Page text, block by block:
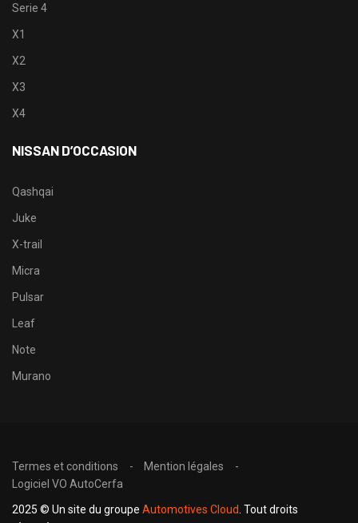
Serie 4
X1
X2
X3
X4
NISSAN D’OCCASION
Qashqai
Juke
X-trail
Micra
Pulsar
Leaf
Note
Murano
Termes et conditions
Mention légales
Logiciel VO AutoCerfa
2025 © Un site du groupe Automotives Cloud . Tout droits